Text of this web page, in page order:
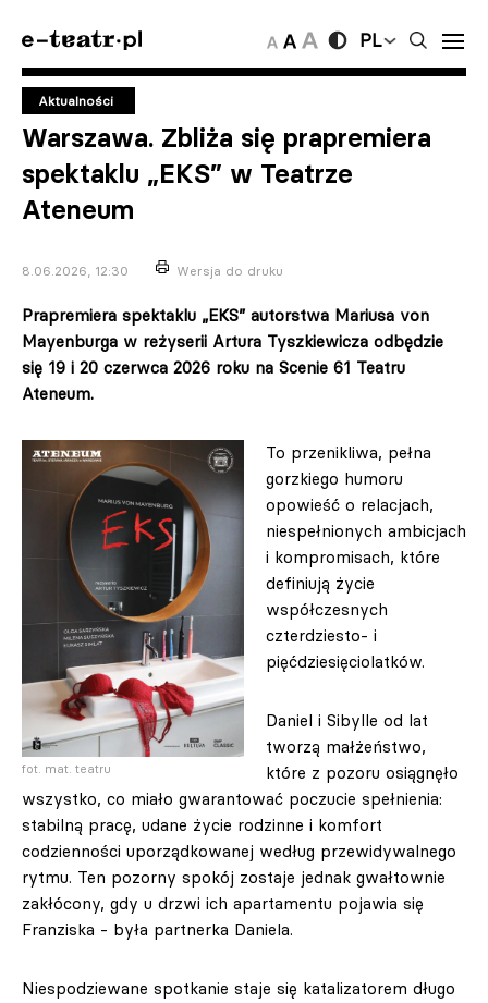
PL
Aktualności
Warszawa. Zbliża się prapremiera
spektaklu „EKS” w Teatrze
Ateneum
8.06.2026, 12:30 Wersja do druku
Prapremiera spektaklu „EKS” autorstwa Mariusa von
Mayenburga w reżyserii Artura Tyszkiewicza odbędzie
się 19 i 20 czerwca 2026 roku na Scenie 61 Teatru
Ateneum.
fot. mat. teatru
To przenikliwa, pełna
gorzkiego humoru
opowieść o relacjach,
niespełnionych ambicjach
i kompromisach, które
definiują życie
współczesnych
czterdziesto- i
pięćdziesięciolatków.
Daniel i Sibylle od lat
tworzą małżeństwo,
które z pozoru osiągnęło
wszystko, co miało gwarantować poczucie spełnienia:
stabilną pracę, udane życie rodzinne i komfort
codzienności uporządkowanej według przewidywalnego
rytmu. Ten pozorny spokój zostaje jednak gwałtownie
zakłócony, gdy u drzwi ich apartamentu pojawia się
Franziska - była partnerka Daniela.
Niespodziewane spotkanie staje się katalizatorem długo